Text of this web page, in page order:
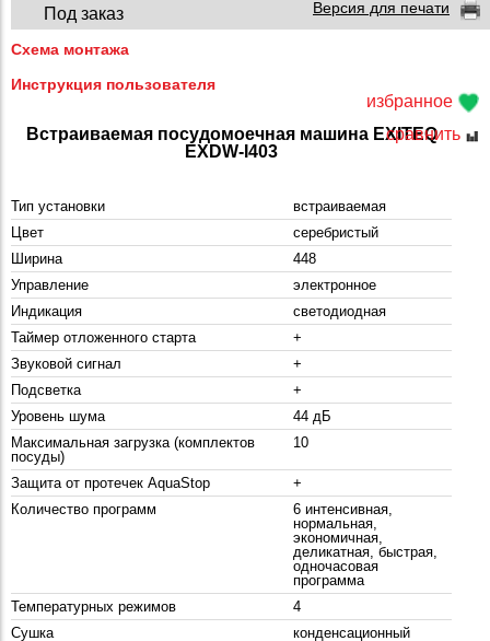
избранное
сравнить
Под заказ Версия для печати
Схема монтажа
Инструкция пользователя
Встраиваемая посудомоечная машина EXITEQ
EXDW-I403
Тип установки
встраиваемая
Цвет
серебристый
Ширина
448
Управление
электронное
Индикация
светодиодная
Таймер отложенного старта
+
Звуковой сигнал
+
Подсветка
+
Уровень шума
44 дБ
Максимальная загрузка (комплектов
посуды)
10
Защита от протечек AquaStop
+
Количество программ
6 интенсивная,
нормальная,
экономичная,
деликатная, быстрая,
одночасовая
программа
Температурных режимов
4
Сушка
конденсационный